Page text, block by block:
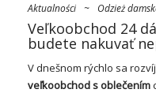
Aktualności ~ Odzież
Veľkoobchod 24
budete nakuvať
V dnešnom rýchlo sa
veľkoobchod s oblečením